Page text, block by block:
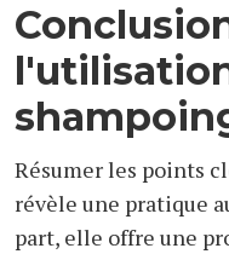
Résumer les points
révèle une pratique
part, elle offre une